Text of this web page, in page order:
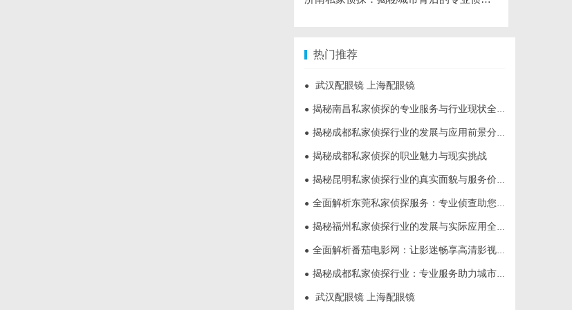
热门推荐
● 武汉配眼镜 上海配眼镜
● 揭秘南昌私家侦探的专业服务与行业现状全面解析
● 揭秘成都私家侦探行业的发展与应用前景分析
● 揭秘成都私家侦探的职业魅力与现实挑战
● 揭秘昆明私家侦探行业的真实面貌与服务价值
● 全面解析东莞私家侦探服务：专业侦查助您解决各种疑难问题
● 揭秘福州私家侦探行业的发展与实际应用全解析
● 全面解析番茄电影网：让影迷畅享高清影视资源的新选择
● 揭秘成都私家侦探行业：专业服务助力城市安宁
● 武汉配眼镜 上海配眼镜